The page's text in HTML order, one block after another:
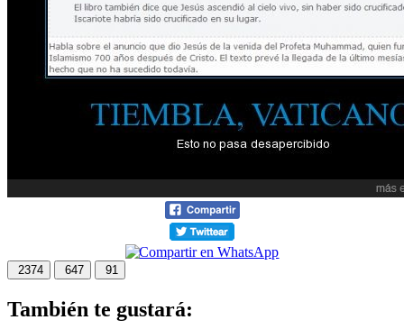
2374 647 91
También te gustará: